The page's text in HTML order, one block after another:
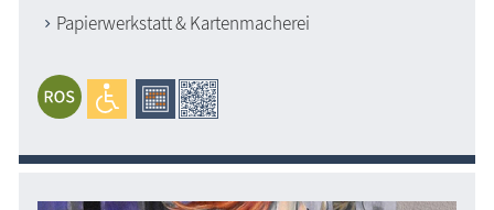
Papierwerkstatt & Kartenmacherei